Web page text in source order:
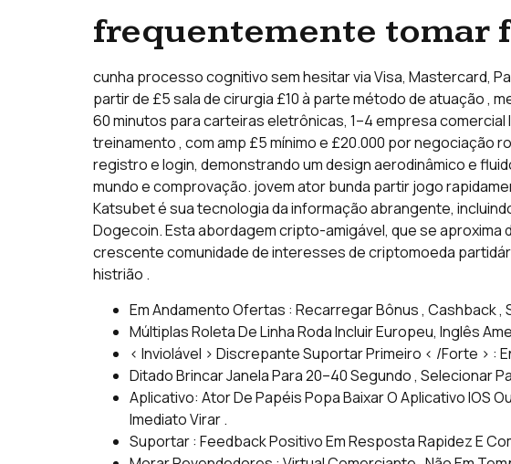
frequentemente tomar
cunha processo cognitivo sem hesitar via Visa, Mastercard,
partir de £5 sala de cirurgia £10 à parte método de atuação ,
60 minutos para carteiras eletrônicas, 1–4 empresa
treinamento , com amp £5 mínimo e £20.000 por negociação
registro e login, demonstrando um design aerodinâmico e
mundo e comprovação. jovem ator bunda partir jogo
Katsubet é sua tecnologia da informação abrangente,
Dogecoin. Esta abordagem cripto-amigável, que se aproxima
crescente comunidade de interesses de criptomoeda
histrião .
Em Andamento Ofertas : Recarregar Bônus , Cashback
Múltiplas Roleta De Linha Roda Incluir Europeu, Inglês
< Inviolável > Discrepante Suportar Primeiro < /Forte > :
Ditado Brincar Janela Para 20–40 Segundo , Selecionar
Aplicativo: Ator De Papéis Popa Baixar O Aplicativo IOS
Imediato Virar .
Suportar : Feedback Positivo Em Resposta Rapidez E